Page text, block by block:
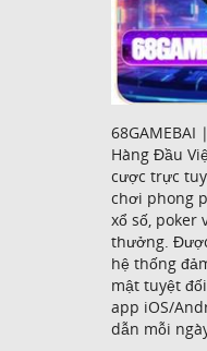
68GAMEBAI
Hàng Đầu
cược trực
chơi phong
xổ số, poker
thưởng.
hệ thống
mật tuyệt
app iOS/
dẫn mỗi